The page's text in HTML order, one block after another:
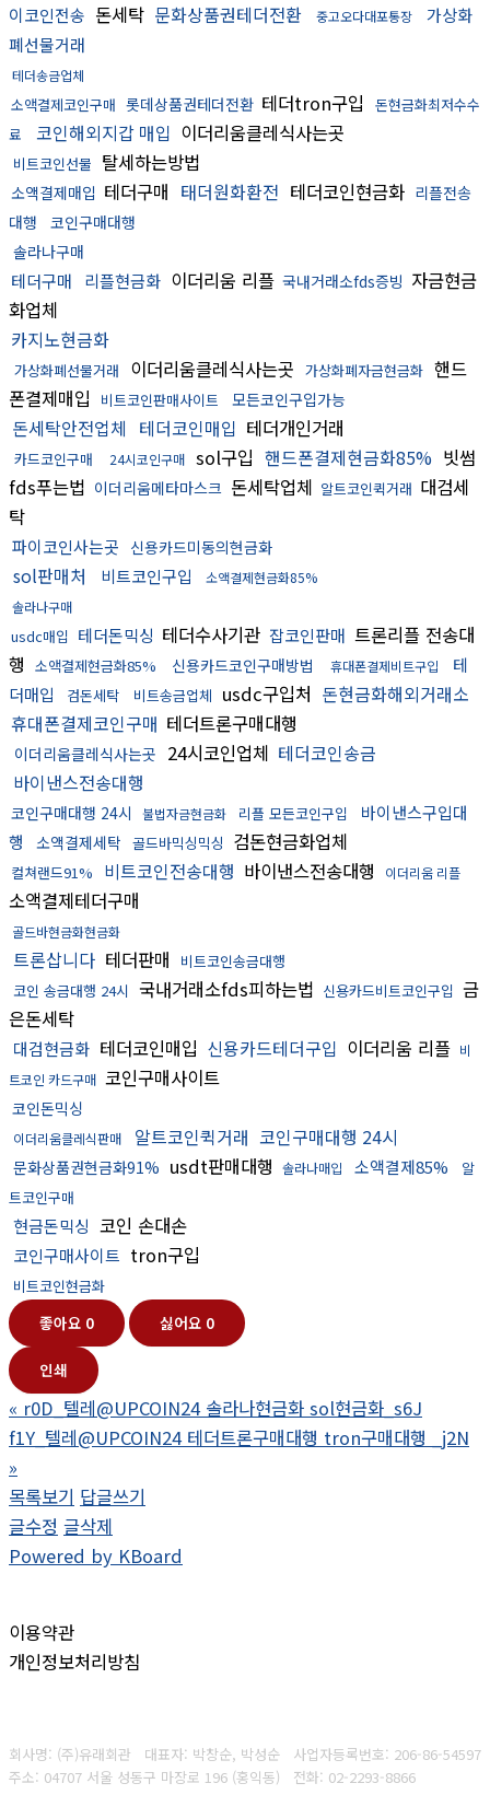
이코인전송 돈세탁 문화상품권테더전환 중고오다대포통장
가상화
폐선물거래
테더송금업체
소액결제코인구매 롯데상품권테더전환 테더tron구입
돈현금화최저수수
료
코인해외지갑 매입 이더리움클레식사는곳
비트코인선물 탈세하는방법
소액결제매입 테더구매 태더원화환전 테더코인현금화 리플전송
대행
코인구매대행
솔라나구매
테더구매 리플현금화 이더리움 리플 국내거래소fds증빙 자금현금
화업체
카지노현금화
가상화폐선물거래 이더리움클레식사는곳 가상화폐자금현금화 핸드
폰결제매입
비트코인판매사이트 모든코인구입가능
돈세탁안전업체 테더코인매입 테더개인거래
카드코인구매 24시코인구매 sol구입 핸드폰결제현금화85% 빗썸
fds푸는법 이더리움메타마스크 돈세탁업체 알트코인퀵거래 대검세
탁
파이코인사는곳 신용카드미동의현금화
sol판매처 비트코인구입
소액결제현금화85%
솔라나구매
usdc매입 테더돈믹싱 테더수사기관 잡코인판매 트론리플 전송대
행 소액결제현금화85% 신용카드코인구매방법 휴대폰결제비트구입
테
더매입
검돈세탁 비트송금업체 usdc구입처 돈현금화해외거래소
휴대폰결제코인구매 테더트론구매대행
이더리움클레식사는곳 24시코인업체 테더코인송금
바이낸스전송대행
코인구매대행 24시 불법자금현금화 리플 모든코인구입
바이낸스구입대
행
소액결제세탁 골드바믹싱믹싱 검돈현금화업체
컬쳐랜드91% 비트코인전송대행 바이낸스전송대행 이더리움 리플
소액결제테더구매
골드바현금화현금화
트론삽니다 테더판매
비트코인송금대행
코인 송금대행 24시 국내거래소fds피하는법 신용카드비트코인구입 금
은돈세탁
대검현금화 테더코인매입 신용카드테더구입 이더리움 리플 비
트코인 카드구매 코인구매사이트
코인돈믹싱
이더리움클레식판매 알트코인퀵거래 코인구매대행 24시
문화상품권현금화91% usdt판매대행 솔라나매입 소액결제85%
알
트코인구매
현금돈믹싱 코인 손대손
코인구매사이트 tron구입
비트코인현금화
좋아요 0 싫어요 0
인쇄
« r0D_텔레@UPCOIN24 솔라나현금화 sol현금화_s6J
f1Y_텔레@UPCOIN24 테더트론구매대행 tron구매대행 _j2N
»
목록보기 답글쓰기
글수정 글삭제
Powered by KBoard
이용약관
개인정보처리방침
회사명: (주)유래회관 대표자: 박창순, 박성순 사업자등록번호: 206-86-54597
주소: 04707 서울 성동구 마장로 196 (홍익동) 전화: 02-2293-8866